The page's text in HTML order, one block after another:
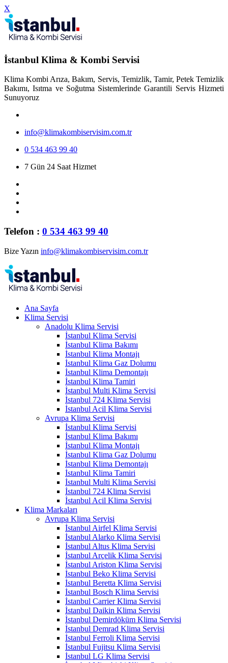
X
İstanbul Klima & Kombi Servisi
Klima Kombi Arıza, Bakım, Servis, Temizlik, Tamir, Petek Temizlik
Bakımı, Isıtma ve Soğutma Sistemlerinde Garantili Servis Hizmeti
Sunuyoruz
info@klimakombiservisim.com.tr
0 534 463 99 40
7 Gün 24 Saat Hizmet
Telefon : 0 534 463 99 40
Bize Yazın info@klimakombiservisim.com.tr
Ana Sayfa
Klima Servisi
Anadolu Klima Servisi
İstanbul Klima Servisi
İstanbul Klima Bakımı
İstanbul Klima Montajı
İstanbul Klima Gaz Dolumu
İstanbul Klima Demontajı
İstanbul Klima Tamiri
İstanbul Multi Klima Servisi
İstanbul 724 Klima Servisi
İstanbul Acil Klima Servisi
Avrupa Klima Servisi
İstanbul Klima Servisi
İstanbul Klima Bakımı
İstanbul Klima Montajı
İstanbul Klima Gaz Dolumu
İstanbul Klima Demontajı
İstanbul Klima Tamiri
İstanbul Multi Klima Servisi
İstanbul 724 Klima Servisi
İstanbul Acil Klima Servisi
Klima Markaları
Avrupa Klima Servisi
İstanbul Airfel Klima Servisi
İstanbul Alarko Klima Servisi
İstanbul Altus Klima Servisi
İstanbul Arçelik Klima Servisi
İstanbul Ariston Klima Servisi
İstanbul Beko Klima Servisi
İstanbul Beretta Klima Servisi
İstanbul Bosch Klima Servisi
İstanbul Carrier Klima Servisi
İstanbul Daikin Klima Servisi
İstanbul Demirdöküm Klima Servisi
İstanbul Demrad Klima Servisi
İstanbul Ferroli Klima Servisi
İstanbul Fujitsu Klima Servisi
İstanbul LG Klima Servisi